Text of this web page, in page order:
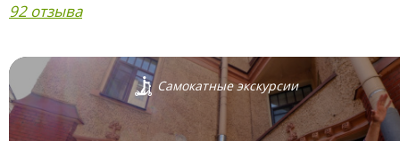
92 отзыва
Самокатные экскурсии